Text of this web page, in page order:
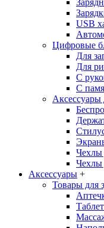
USB
Цифровые
Для
Для
С
С
Аксессуары
Чехлы
Чехлы
Аксессуары +
Товары для